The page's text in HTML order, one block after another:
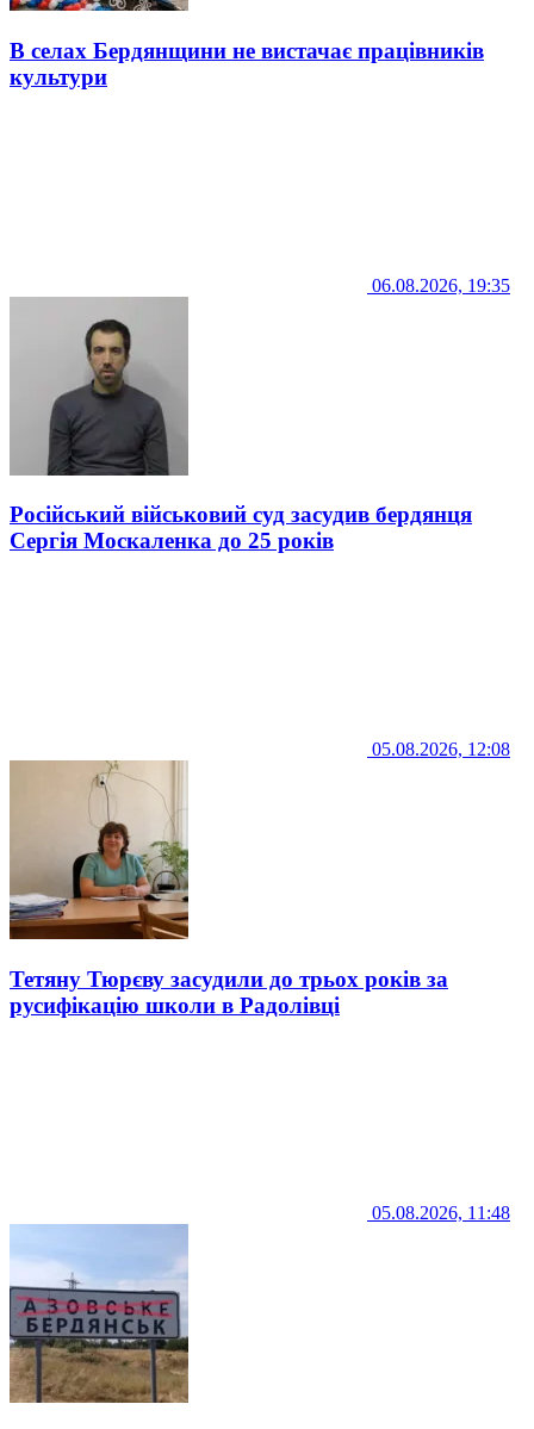
В селах Бердянщини не вистачає працівників
культури
06.08.2026, 19:35
Російський військовий суд засудив бердянця
Сергія Москаленка до 25 років
05.08.2026, 12:08
Тетяну Тюрєву засудили до трьох років за
русифікацію школи в Радолівці
05.08.2026, 11:48